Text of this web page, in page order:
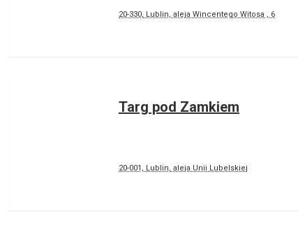
20-330, Lublin, aleja Wincentego Witosa , 6
Targ pod Zamkiem
20-001, Lublin, aleja Unii Lubelskiej